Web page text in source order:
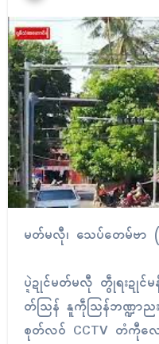
မတ်မလီု၊ သေပ်တေမ်ဗာ
ပ္ဍဲဍုၚ်မတ်မလီု တွဵုရးဍုၚ်
တ်သြန် နူကဵုသြန်ဘဏ္ဍ
စုတ်လဝ် CCTV တံကီုလ